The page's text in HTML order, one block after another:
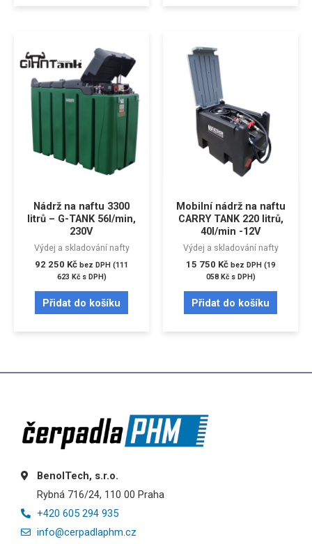
Nádrž na naftu 3300
litrů – G-TANK 56l/min,
230V
Výdej a skladování nafty
92 250 Kč bez DPH (111
623 Kčs DPH)
Přidat do košíku
Mobilní nádrž na naftu
CARRY TANK 220 litrů,
40l/min -12V
Výdej a skladování nafty
15 750 Kč bez DPH (19
058 Kčs DPH)
Přidat do košíku
BenolTech, s.r.o.
Rybná 716/24, 110 00 Praha
+420 605 294 935
info@cerpadlaphm.cz